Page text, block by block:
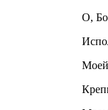
О,
Моей